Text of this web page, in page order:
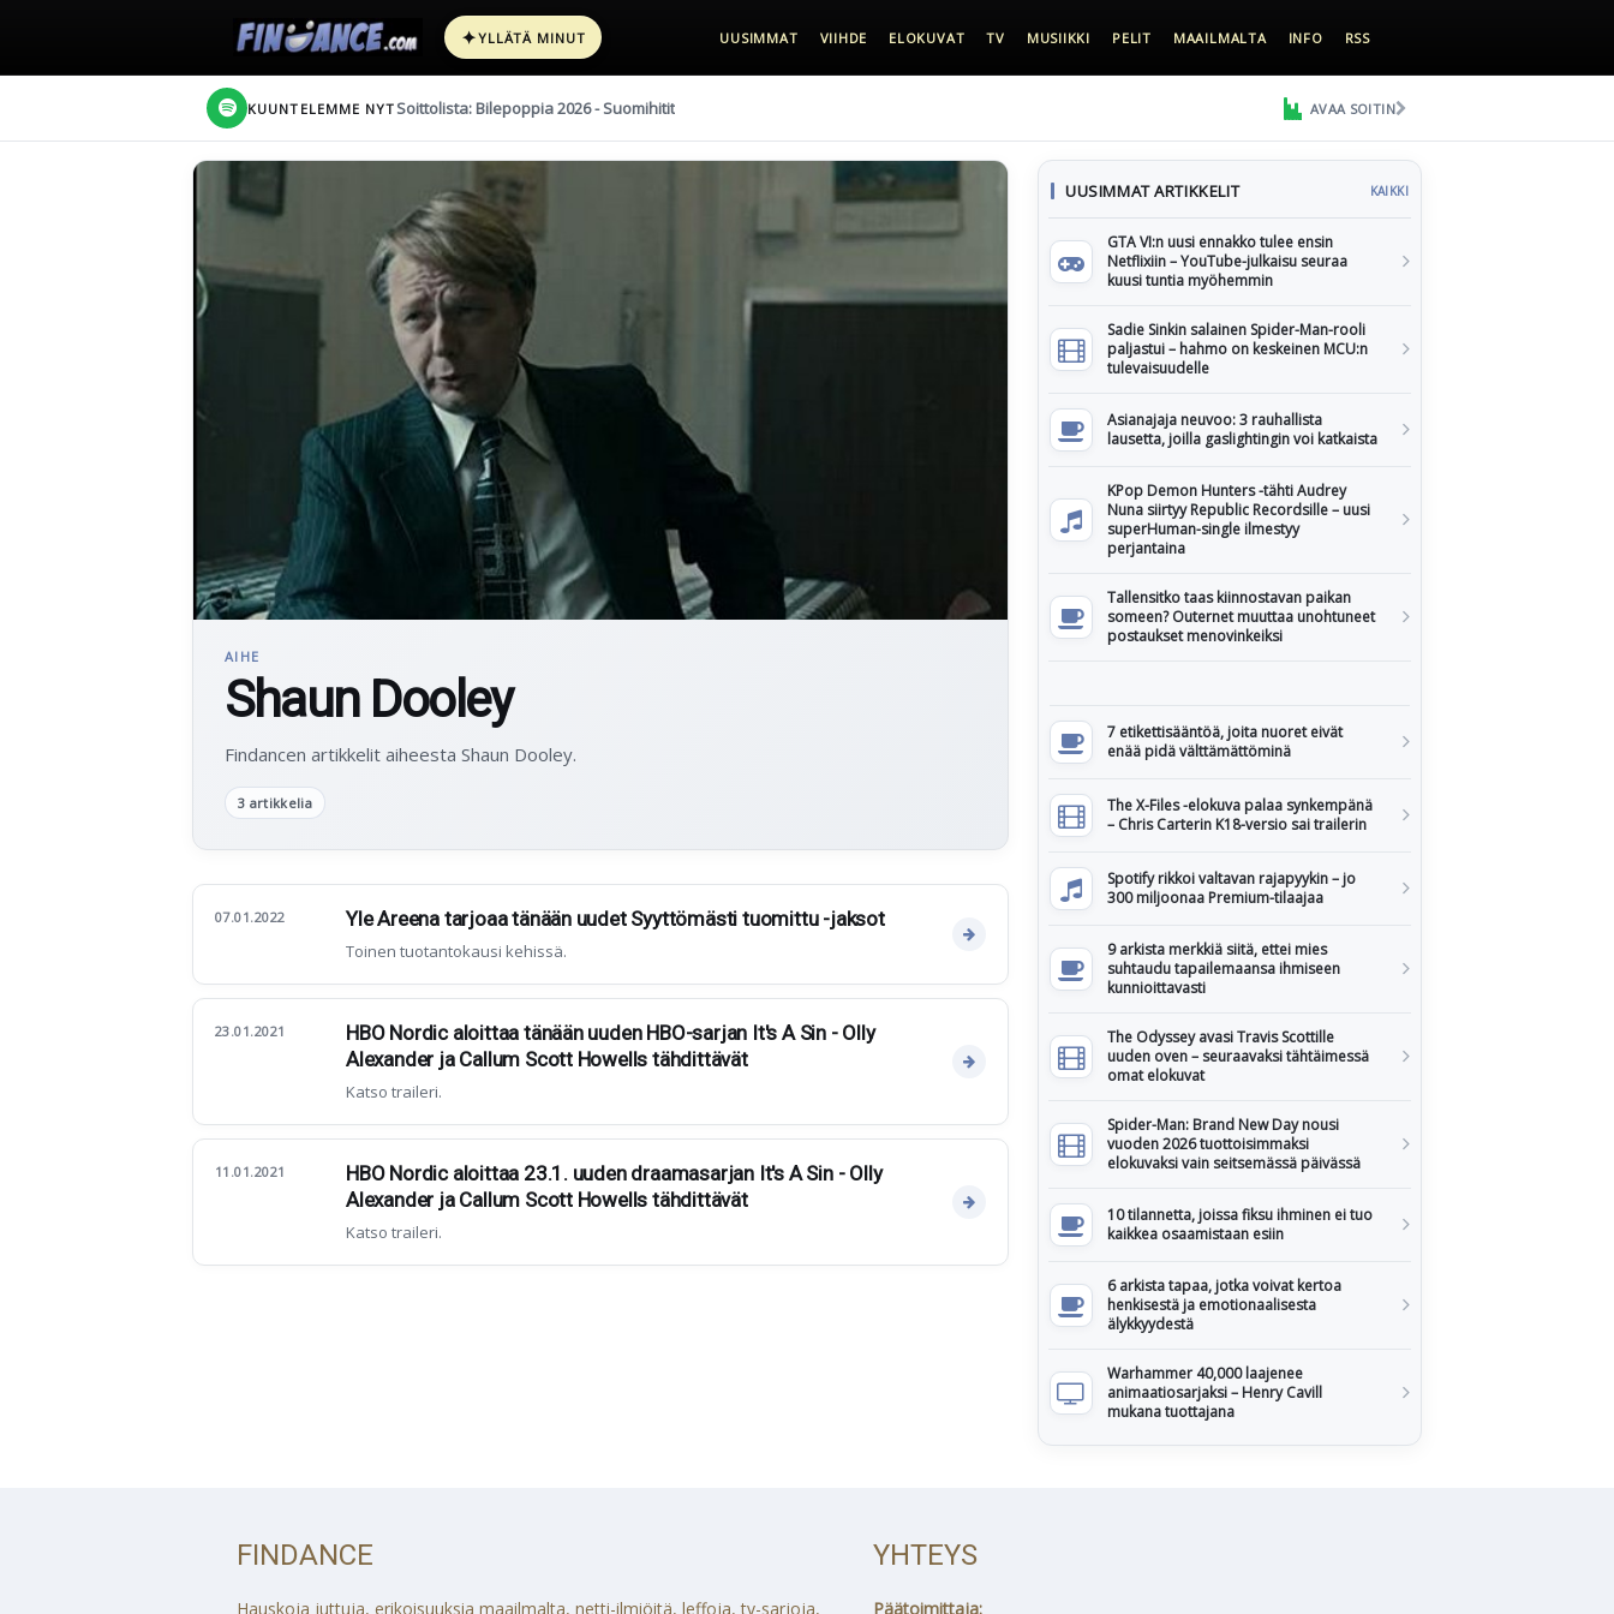
✦YLLÄTÄ MINUT UUSIMMAT VIIHDE ELOKUVAT TV MUSIIKKI PELIT MAAILMALTA INFO RSS
KUUNTELEMME NYT Soittolista: Bilepoppia 2026 - Suomihitit AVAA SOITIN
AIHE
Shaun Dooley
Findancen artikkelit aiheesta Shaun Dooley.
3 artikkelia
07.01.2022 Yle Areena tarjoaa tänään uudet Syyttömästi tuomittu -jaksot
Toinen tuotantokausi kehissä.
23.01.2021
HBO Nordic aloittaa tänään uuden HBO-sarjan It's A Sin - Olly
Alexander ja Callum Scott Howells tähdittävät
Katso traileri.
11.01.2021
HBO Nordic aloittaa 23.1. uuden draamasarjan It's A Sin - Olly
Alexander ja Callum Scott Howells tähdittävät
Katso traileri.
UUSIMMAT ARTIKKELIT KAIKKI
GTA VI:n uusi ennakko tulee ensin
Netflixiin – YouTube-julkaisu seuraa
kuusi tuntia myöhemmin
Sadie Sinkin salainen Spider-Man-rooli
paljastui – hahmo on keskeinen MCU:n
tulevaisuudelle
Asianajaja neuvoo: 3 rauhallista
lausetta, joilla gaslightingin voi katkaista
KPop Demon Hunters -tähti Audrey
Nuna siirtyy Republic Recordsille – uusi
superHuman-single ilmestyy
perjantaina
Tallensitko taas kiinnostavan paikan
someen? Outernet muuttaa unohtuneet
postaukset menovinkeiksi
7 etikettisääntöä, joita nuoret eivät
enää pidä välttämättöminä
The X-Files -elokuva palaa synkempänä
– Chris Carterin K18-versio sai trailerin
Spotify rikkoi valtavan rajapyykin – jo
300 miljoonaa Premium-tilaajaa
9 arkista merkkiä siitä, ettei mies
suhtaudu tapailemaansa ihmiseen
kunnioittavasti
The Odyssey avasi Travis Scottille
uuden oven – seuraavaksi tähtäimessä
omat elokuvat
Spider-Man: Brand New Day nousi
vuoden 2026 tuottoisimmaksi
elokuvaksi vain seitsemässä päivässä
10 tilannetta, joissa fiksu ihminen ei tuo
kaikkea osaamistaan esiin
6 arkista tapaa, jotka voivat kertoa
henkisestä ja emotionaalisesta
älykkyydestä
Warhammer 40,000 laajenee
animaatiosarjaksi – Henry Cavill
mukana tuottajana
FINDANCE
Hauskoja juttuja, erikoisuuksia maailmalta, netti-ilmiöitä, leffoja, tv-sarjoja,
YHTEYS
Päätoimittaja: